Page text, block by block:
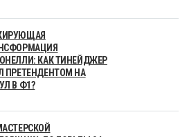
КАК ТИНЕЙДЖЕР
ПРЕТЕНДЕНТОМ НА
В Ф1?